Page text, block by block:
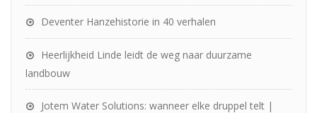
Deventer Hanzehistorie in 40 verhalen
Heerlijkheid Linde leidt de weg naar duurzame
landbouw
Jotem Water Solutions: wanneer elke druppel telt |